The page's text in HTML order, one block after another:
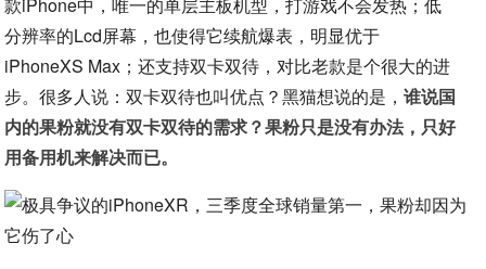
分辨率的Lcd屏幕，也使得它续航爆表，明显优于
iPhoneXS Max；还支持双卡双待，对比老款是个很大的进
步。很多人说：双卡双待也叫优点？黑猫想说的是，谁说国
内的果粉就没有双卡双待的需求？果粉只是没有办法，只好
用备用机来解决而已。